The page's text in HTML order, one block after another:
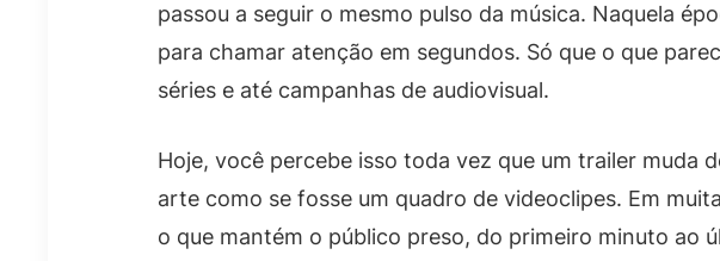
passou a seguir o mesmo pulso da música. Naquela
para chamar atenção em segundos. Só que o que
séries e até campanhas de audiovisual.
Hoje, você percebe isso toda vez que um trailer muda
arte como se fosse um quadro de videoclipes. Em
o que mantém o público preso, do primeiro minuto ao